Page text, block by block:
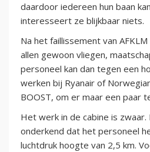
daardoor iedereen hun baan
interesseert ze blijkbaar niets.
Na het faillissement van
allen gewoon vliegen,
personeel kan dan tegen een
werken bij Ryanair of
BOOST, om er maar een paar
Het werk in de cabine is
onderkend dat het personeel
luchtdruk hoogte van 2,5 km.